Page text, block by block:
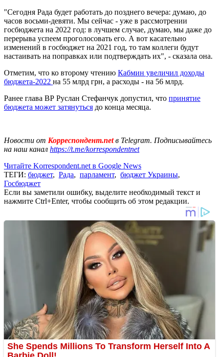
"Сегодня Рада будет работать до позднего вечера: думаю, до
часов восьми-девяти. Мы сейчас - уже в рассмотрении
госбюджета на 2022 год: в лучшем случае, думаю, мы даже до
перерыва успеем проголосовать его. А вот касательно
изменений в госбюджет на 2021 год, то там коллеги будут
настаивать на поправках или подтверждать их", - сказала она.
Отметим, что ко второму чтению Кабмин увеличил доходы
бюджета-2022 на 55 млрд грн, а расходы - на 56 млрд.
Ранее глава ВР Руслан Стефанчук допустил, что принятие
бюджета может затянуться до конца месяца.
Новости от Корреспондент.netв Telegram. Подписывайтесь
на наш канал https://t.me/korrespondentnet
Читайте Korrespondent.net в Google News
ТЕГИ: бюджет, Рада, парламент, бюджет Украины,
Госбюджет
Если вы заметили ошибку, выделите необходимый текст и
нажмите Ctrl+Enter, чтобы сообщить об этом редакции.